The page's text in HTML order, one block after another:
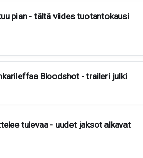
pian - tältä viides tuotantokausi
Bloodshot - traileri julki
tulevaa - uudet jaksot alkavat